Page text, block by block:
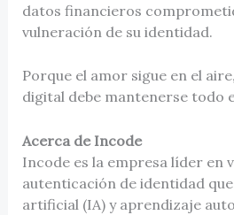
datos financieros
vulneración de su identidad.
Porque el amor sigue en el
digital debe mantenerse todo
Acerca de Incode
Incode es la empresa líder en
autenticación de identidad
artificial (IA) y aprendizaje